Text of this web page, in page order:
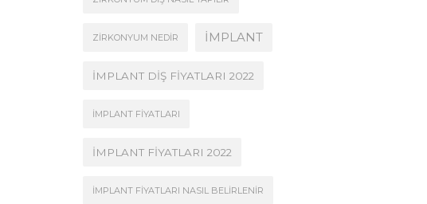
ZIRKONYUM NEDIR İMPLANT
İMPLANT DIŞ FIYATLARI 2022
İMPLANT FIYATLARI
İMPLANT FIYATLARI 2022
İMPLANT FIYATLARI NASIL BELIRLENIR